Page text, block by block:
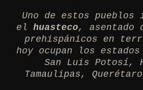
Uno de estos pueblos
el huasteco, asentado
prehispánicos en
hoy ocupan los
San Luis Potosí,
Tamaulipas,